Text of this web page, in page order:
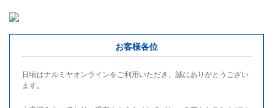
お客様各位
日頃はナルミヤオンラインをご利用いただき、誠にありがとうござい
ます。